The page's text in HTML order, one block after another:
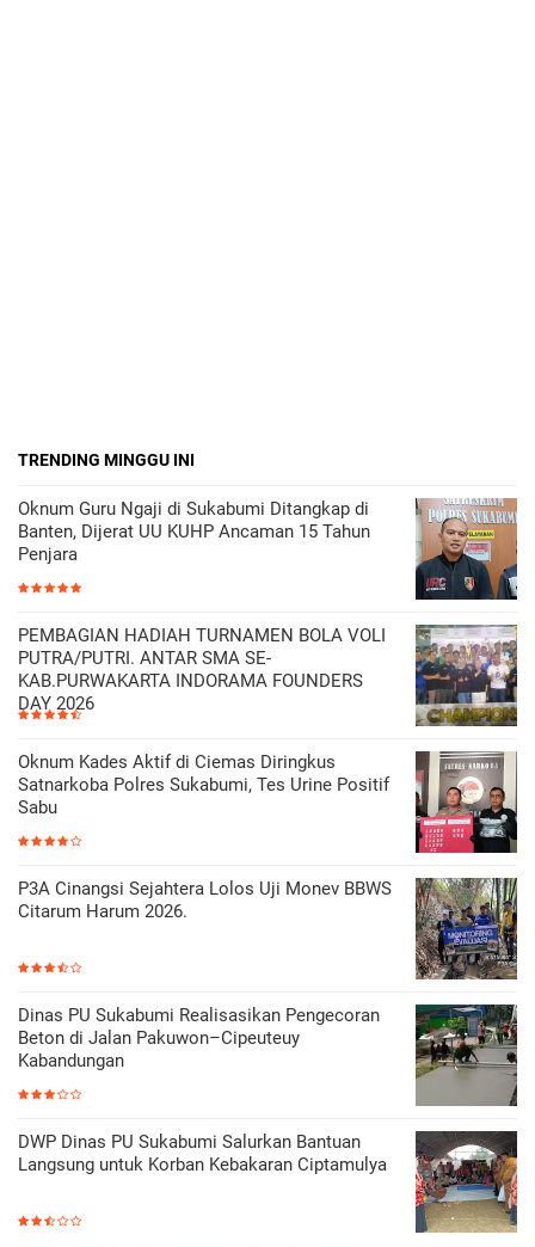
TRENDING MINGGU INI
Oknum Guru Ngaji di Sukabumi Ditangkap di
Banten, Dijerat UU KUHP Ancaman 15 Tahun
Penjara
PEMBAGIAN HADIAH TURNAMEN BOLA VOLI
PUTRA/PUTRI. ANTAR SMA SE-
KAB.PURWAKARTA INDORAMA FOUNDERS
DAY 2026
Oknum Kades Aktif di Ciemas Diringkus
Satnarkoba Polres Sukabumi, Tes Urine Positif
Sabu
P3A Cinangsi Sejahtera Lolos Uji Monev BBWS
Citarum Harum 2026.
Dinas PU Sukabumi Realisasikan Pengecoran
Beton di Jalan Pakuwon–Cipeuteuy
Kabandungan
DWP Dinas PU Sukabumi Salurkan Bantuan
Langsung untuk Korban Kebakaran Ciptamulya